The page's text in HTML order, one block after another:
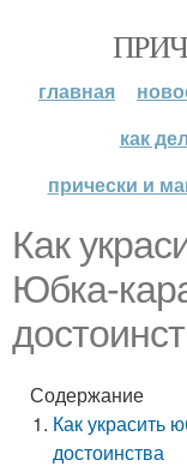
главная
как
прически и
Как
Юбка-
Содержание
Как украсить
достоинства